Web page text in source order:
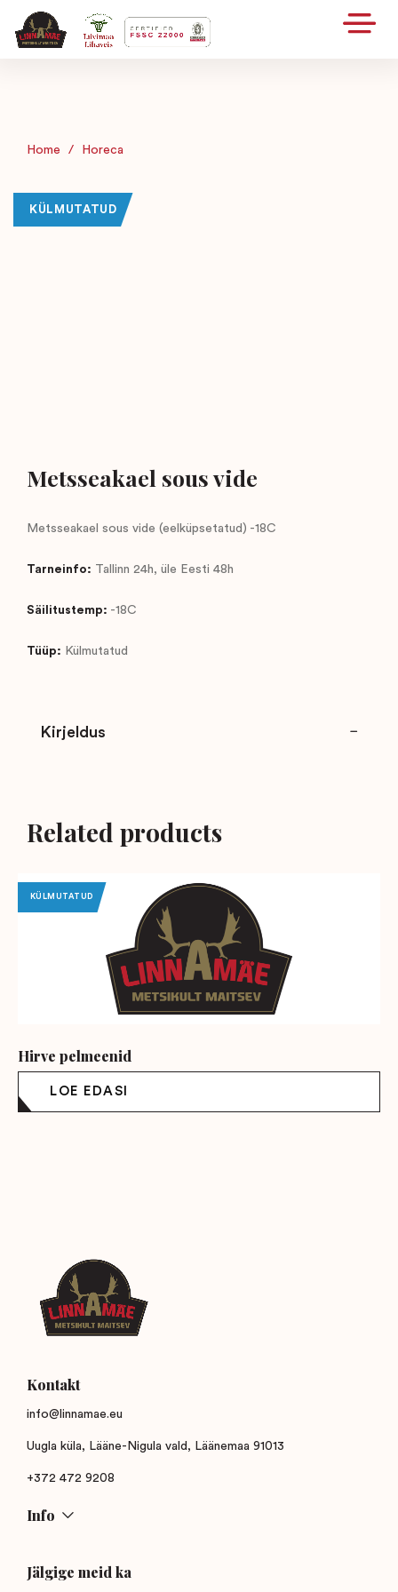
Home / Horeca
KÜLMUTATUD
Metsseakael sous vide
Metsseakael sous vide (eelküpsetatud) -18C
Tarneinfo: Tallinn 24h, üle Eesti 48h
Säilitustemp: -18C
Tüüp: Külmutatud
Kirjeldus
Related products
KÜLMUTATUD
Hirve pelmeenid
Kontakt
info@linnamae.eu
Uugla küla, Lääne-Nigula vald, Läänemaa 91013
+372 472 9208
Info
Jälgige meid ka